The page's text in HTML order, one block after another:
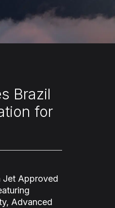
Brazil
for
Jet Approved
Advanced